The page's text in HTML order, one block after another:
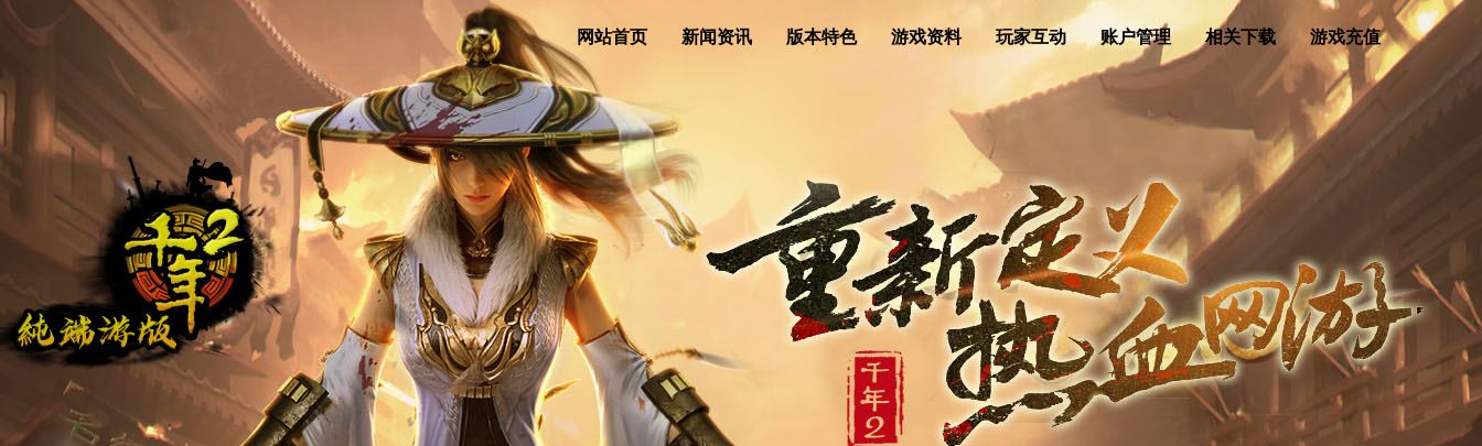
网站首页 新闻资讯 版本特色 游戏资料 玩家互动 账户管理 相关下载 游戏充值